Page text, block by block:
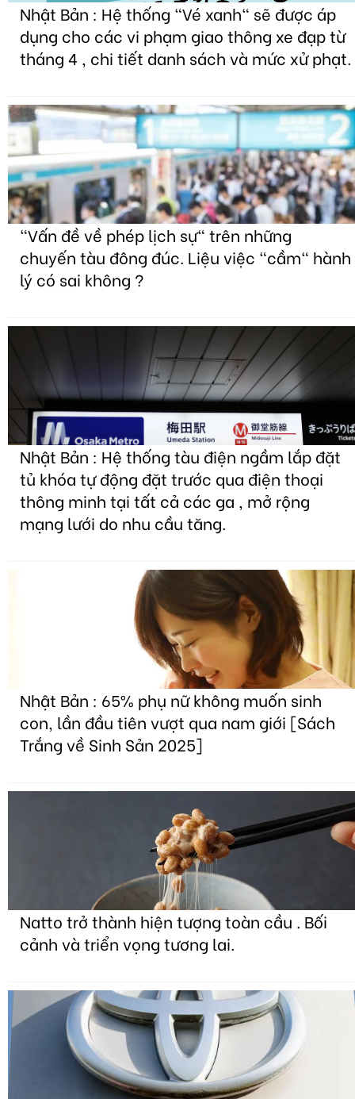
Nhật Bản : Hệ thống "Vé xanh" sẽ được áp
dụng cho các vi phạm giao thông xe đạp từ
tháng 4 , chi tiết danh sách và mức xử phạt.
"Vấn đề về phép lịch sự" trên những
chuyến tàu đông đúc. Liệu việc "cầm" hành
lý có sai không ?
Nhật Bản : Hệ thống tàu điện ngầm lắp đặt
tủ khóa tự động đặt trước qua điện thoại
thông minh tại tất cả các ga , mở rộng
mạng lưới do nhu cầu tăng.
Nhật Bản : 65% phụ nữ không muốn sinh
con, lần đầu tiên vượt qua nam giới [Sách
Trắng về Sinh Sản 2025]
Natto trở thành hiện tượng toàn cầu . Bối
cảnh và triển vọng tương lai.